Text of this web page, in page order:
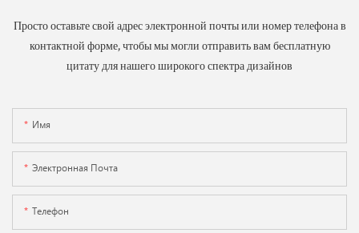
Просто оставьте свой адрес электронной почты или номер телефона в
контактной форме, чтобы мы могли отправить вам бесплатную
цитату для нашего широкого спектра дизайнов
Имя
Электронная Почта
Телефон